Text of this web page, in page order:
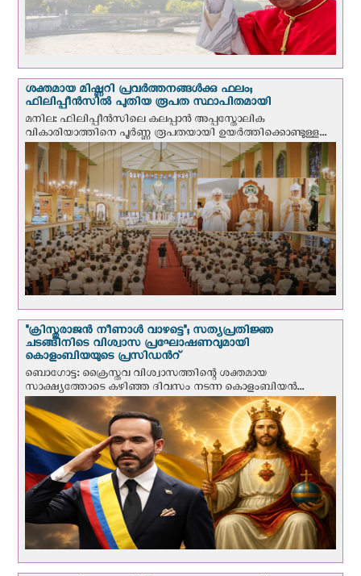
ശക്തമായ മിഷ്ണറി പ്രവർത്തനങ്ങൾക്കു ഫലം;
ഫിലിപ്പീൻസിൽ പുതിയ രൂപത സ്ഥാപിതമായി
മനില: ഫിലിപ്പീൻസിലെ കലപ്പാൻ അപ്പസ്തോലിക
വികാരിയാത്തിനെ പൂർണ്ണ രൂപതയായി ഉയർത്തിക്കൊണ്ടുള്ള...
"ക്രിസ്തുരാജന്‍ നീണാള്‍ വാഴട്ടെ"; സത്യപ്രതിജ്ഞ
ചടങ്ങിനിടെ വിശ്വാസ പ്രഘോഷണവുമായി
കൊളംബിയയുടെ പ്രസിഡന്‍റ്
ബൊഗോട്ട: ക്രൈസ്തവ വിശ്വാസത്തിന്റെ ശക്തമായ
സാക്ഷ്യത്തോടെ കഴിഞ്ഞ ദിവസം നടന്ന കൊളംബിയന്‍...